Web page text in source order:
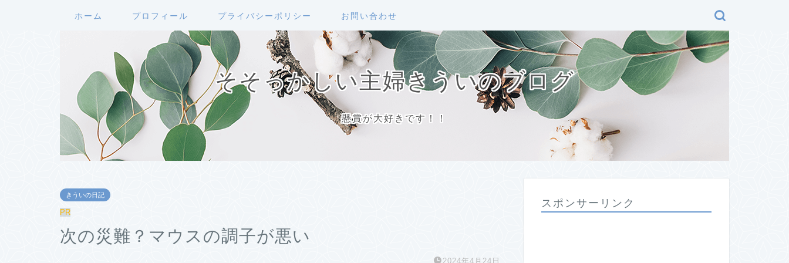
ホーム プロフィール プライバシーポリシー お問い合わせ
そそっかしい主婦きういのブログ
懸賞が大好きです！！
きういの日記
PR
次の災難？マウスの調子が悪い
2024年4月24日
スポンサーリンク